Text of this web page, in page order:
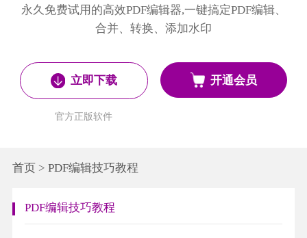
永久免费试用的高效PDF编辑器,一键搞定PDF编辑、
合并、转换、添加水印
立即下载
官方正版软件
开通会员
首页> PDF编辑技巧教程
PDF编辑技巧教程